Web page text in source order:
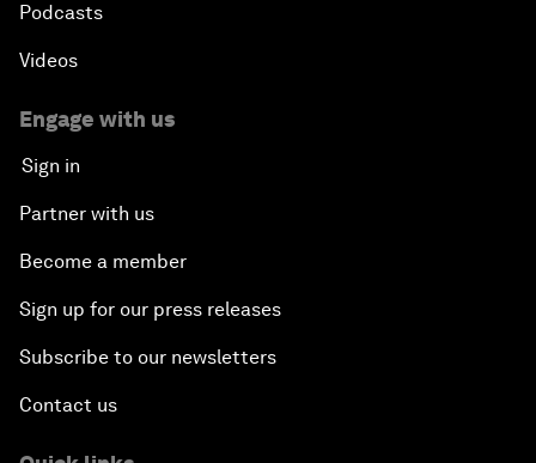
Podcasts
Videos
Engage with us
Sign in
Partner with us
Become a member
Sign up for our press releases
Subscribe to our newsletters
Contact us